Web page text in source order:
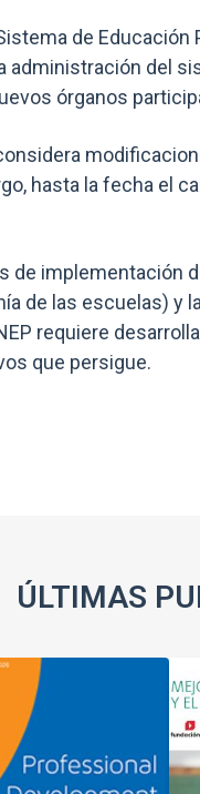
de
administración del
órganos
hasta la fecha el
de implementación
de las escuelas) y
requiere
que persigue.
ÚLTIMAS